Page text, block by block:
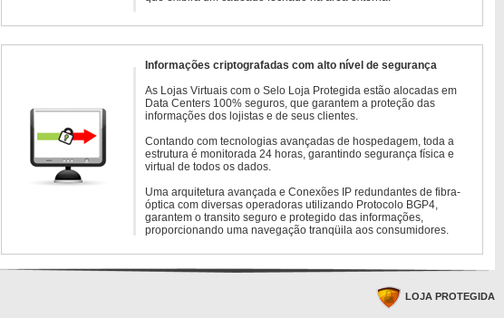
Informações criptografadas com alto nível de segurança
As Lojas Virtuais com o Selo Loja Protegida estão alocadas em
Data Centers 100% seguros, que garantem a proteção das
informações dos lojistas e de seus clientes.
Contando com tecnologias avançadas de hospedagem, toda a
estrutura é monitorada 24 horas, garantindo segurança física e
virtual de todos os dados.
Uma arquitetura avançada e Conexões IP redundantes de fibra-
óptica com diversas operadoras utilizando Protocolo BGP4,
garantem o transito seguro e protegido das informações,
proporcionando uma navegação tranqüila aos consumidores.
LOJA PROTEGIDA